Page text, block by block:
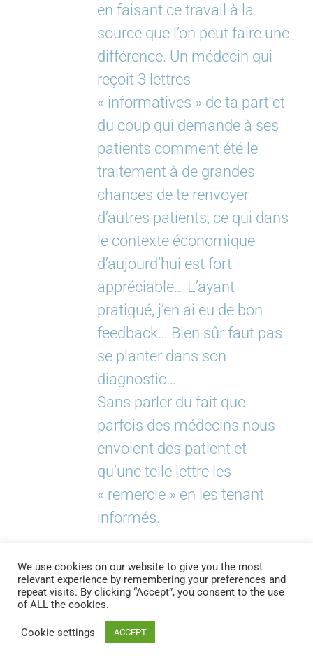
en faisant ce travail à la
source que l’on peut faire une
différence. Un médecin qui
reçoit 3 lettres
« informatives » de ta part et
du coup qui demande à ses
patients comment été le
traitement à de grandes
chances de te renvoyer
d’autres patients, ce qui dans
le contexte économique
d’aujourd’hui est fort
appréciable… L’ayant
pratiqué, j’en ai eu de bon
feedback… Bien sûr faut pas
se planter dans son
diagnostic…
Sans parler du fait que
parfois des médecins nous
envoient des patient et
qu’une telle lettre les
« remercie » en les tenant
informés.
feedback apprécié ! Je
m’active à ces modifications
et upload un nouveau
modèle de DEMO,
We use cookies on our website to give you the most
relevant experience by remembering your preferences and
repeat visits. By clicking “Accept”, you consent to the use
of ALL the cookies.
Cookie settings ACCEPT